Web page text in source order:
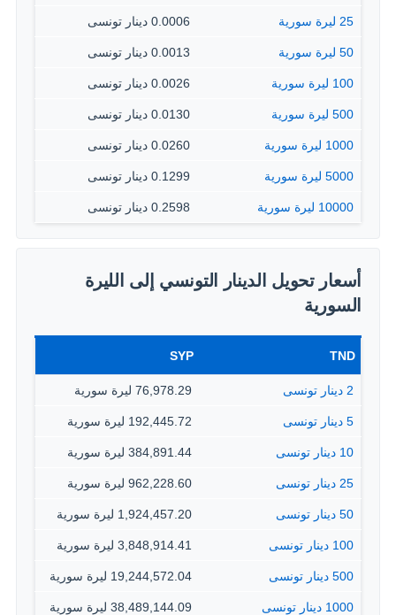
25 ليرة سورية 0.0006 دينار تونسى
50 ليرة سورية 0.0013 دينار تونسى
100 ليرة سورية 0.0026 دينار تونسى
500 ليرة سورية 0.0130 دينار تونسى
1000 ليرة سورية 0.0260 دينار تونسى
5000 ليرة سورية 0.1299 دينار تونسى
10000 ليرة سورية 0.2598 دينار تونسى
أسعار تحويل الدينار التونسي إلى الليرة
السورية
TND
SYP
2 دينار تونسى 76,978.29 ليرة سورية
5 دينار تونسى 192,445.72 ليرة سورية
10 دينار تونسى 384,891.44 ليرة سورية
25 دينار تونسى 962,228.60 ليرة سورية
50 دينار تونسى 1,924,457.20 ليرة سورية
100 دينار تونسى 3,848,914.41 ليرة سورية
500 دينار تونسى 19,244,572.04 ليرة سورية
1000 دينار تونسى 38,489,144.09 ليرة سورية